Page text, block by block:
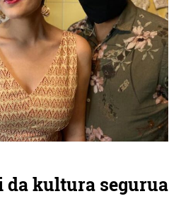
da kultura segurua